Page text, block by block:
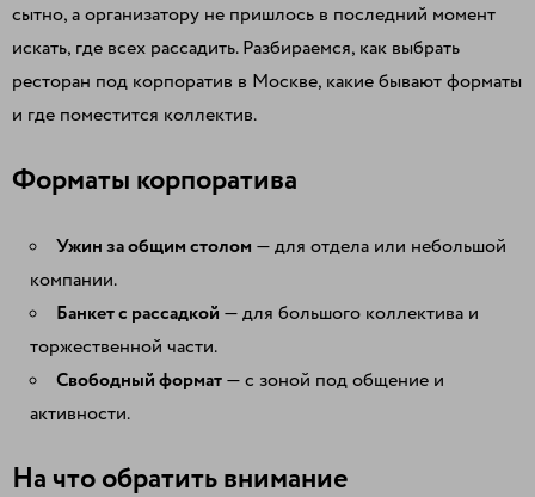
сытно, а организатору не пришлось в последний момент
искать, где всех рассадить. Разбираемся, как выбрать
ресторан под корпоратив в Москве, какие бывают форматы
и где поместится коллектив.
Форматы корпоратива
Ужин за общим столом — для отдела или небольшой
компании.
Банкет с рассадкой — для большого коллектива и
торжественной части.
Свободный формат— с зоной под общение и
активности.
На что обратить внимание